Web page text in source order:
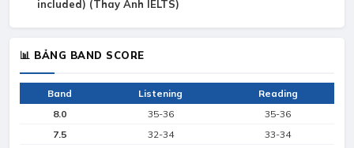
included) (Thay Anh IELTS)
📊 BẢNG BAND SCORE
Band Listening
Reading
8.0
35-36
35-36
7.5
32-34
33-34